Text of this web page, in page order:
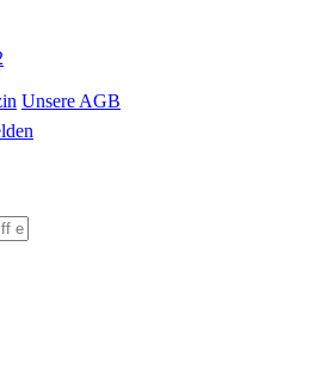
Unsere AGB